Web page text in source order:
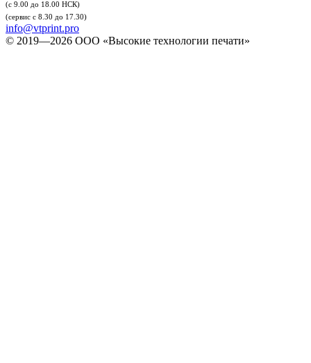
(с 9.00 до 18.00 НСК)
(сервис с 8.30 до 17.30)
info@vtprint.pro
© 2019—2026 ООО «Высокие технологии печати»